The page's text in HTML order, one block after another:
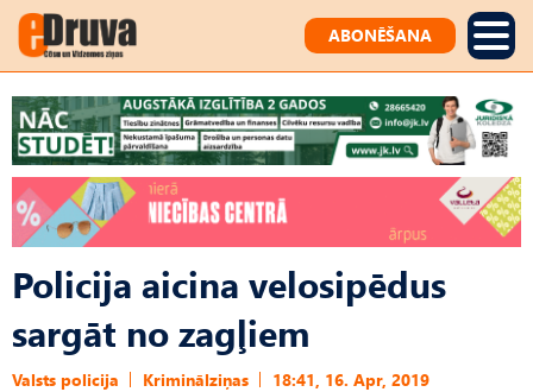
ABONĒŠANA
Policija aicina velosipēdus
sargāt no zagļiem
Valsts policija Kriminālziņas 18:41, 16. Apr, 2019